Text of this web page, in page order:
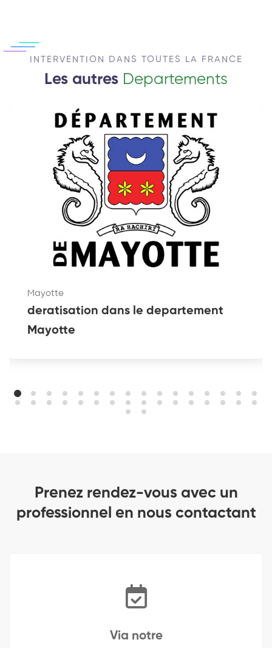
INTERVENTION DANS TOUTES LA FRANCE
Les autres Departements
Mayotte
deratisation dans le departement
Mayotte
Prenez rendez-vous avec un
professionnel en nous contactant
Via notre